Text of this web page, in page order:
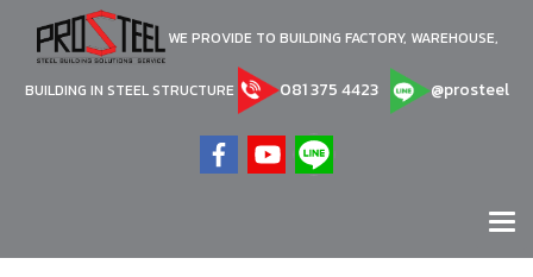
WE PROVIDE TO BUILDING FACTORY, WAREHOUSE,
BUILDING IN STEEL STRUCTURE 081 375 4423 @prosteel